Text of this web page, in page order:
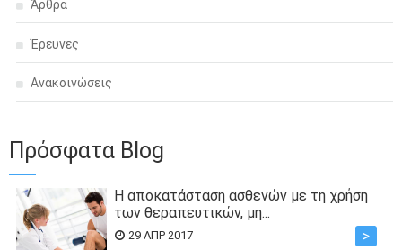
Άρθρα
Έρευνες
Ανακοινώσεις
Πρόσφατα Blog
Η αποκατάσταση ασθενών με τη χρήση
των θεραπευτικών, μη...
29 ΑΠΡ 2017 >